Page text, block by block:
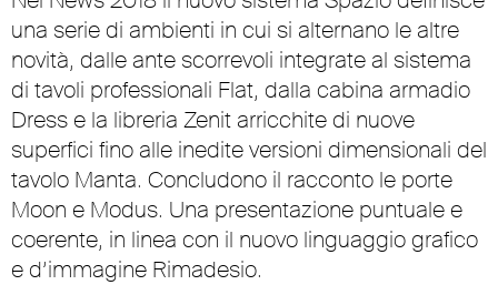
una serie di ambienti in cui si alternano le altre
novità, dalle ante scorrevoli integrate al sistema
di tavoli professionali Flat, dalla cabina armadio
Dress e la libreria Zenit arricchite di nuove
superfici fino alle inedite versioni dimensionali del
tavolo Manta. Concludono il racconto le porte
Moon e Modus. Una presentazione puntuale e
coerente, in linea con il nuovo linguaggio grafico
e d’immagine Rimadesio.